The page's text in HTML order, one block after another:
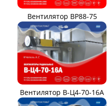
Вентилятор ВР88-75
Вентилятор В-Ц4-70-16А